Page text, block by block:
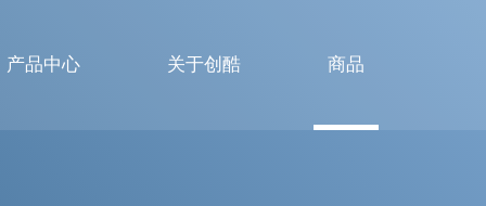
产品中心 关于创酷 商品